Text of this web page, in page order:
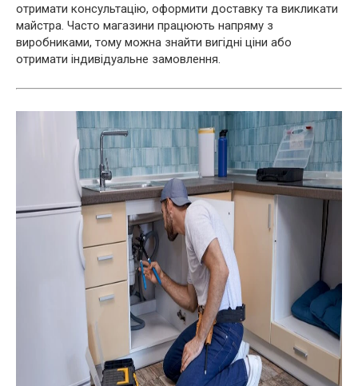
отримати консультацію, оформити доставку та викликати
майстра. Часто магазини працюють напряму з
виробниками, тому можна знайти вигідні ціни або
отримати індивідуальне замовлення.